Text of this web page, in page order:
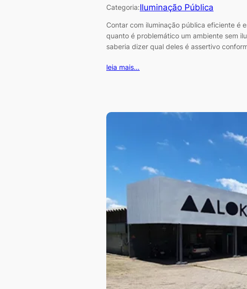
Categoria:Iluminação Pública
Contar com iluminação pública eficiente é
quanto é problemático um ambiente sem
saberia dizer qual deles é assertivo
leia mais…